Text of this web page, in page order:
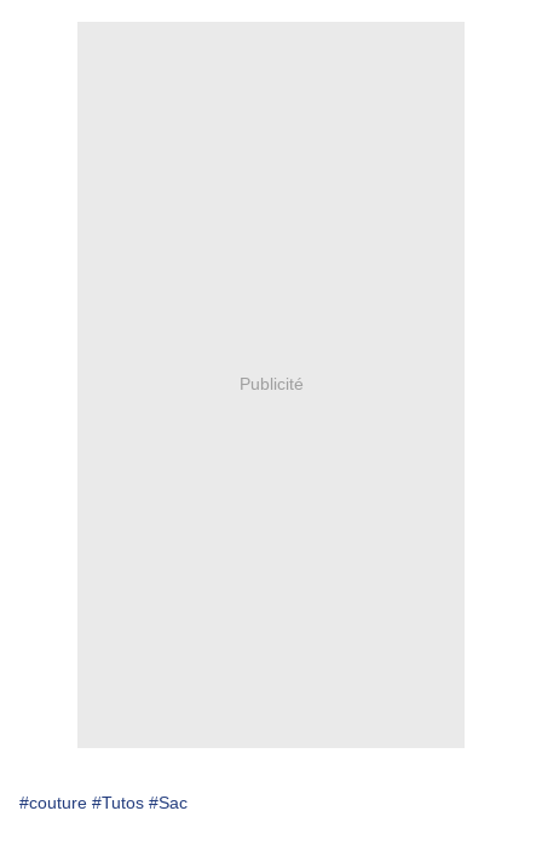
Publicité
#couture #Tutos #Sac